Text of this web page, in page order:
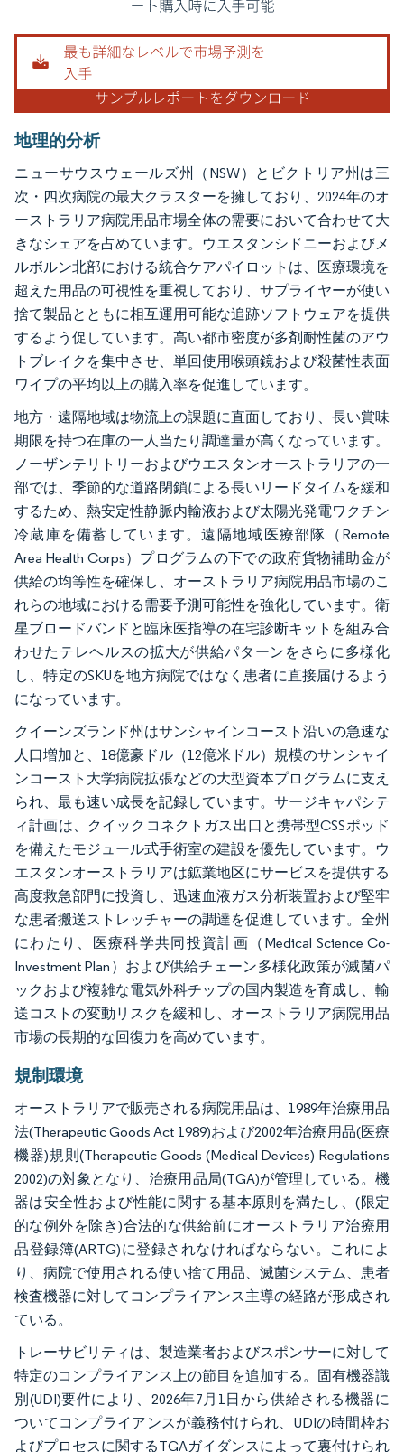
地理的分析
ニューサウスウェールズ州（NSW）とビクトリア州は三
次・四次病院の最大クラスターを擁しており、2024年のオ
ーストラリア病院用品市場全体の需要において合わせて大
きなシェアを占めています。ウエスタンシドニーおよびメ
ルボルン北部における統合ケアパイロットは、医療環境を
超えた用品の可視性を重視しており、サプライヤーが使い
捨て製品とともに相互運用可能な追跡ソフトウェアを提供
するよう促しています。高い都市密度が多剤耐性菌のアウ
トブレイクを集中させ、単回使用喉頭鏡および殺菌性表面
ワイプの平均以上の購入率を促進しています。
地方・遠隔地域は物流上の課題に直面しており、長い賞味
期限を持つ在庫の一人当たり調達量が高くなっています。
ノーザンテリトリーおよびウエスタンオーストラリアの一
部では、季節的な道路閉鎖による長いリードタイムを緩和
するため、熱安定性静脈内輸液および太陽光発電ワクチン
冷蔵庫を備蓄しています。遠隔地域医療部隊（Remote
Area Health Corps）プログラムの下での政府貨物補助金が
供給の均等性を確保し、オーストラリア病院用品市場のこ
れらの地域における需要予測可能性を強化しています。衛
星ブロードバンドと臨床医指導の在宅診断キットを組み合
わせたテレヘルスの拡大が供給パターンをさらに多様化
し、特定のSKUを地方病院ではなく患者に直接届けるよう
になっています。
クイーンズランド州はサンシャインコースト沿いの急速な
人口増加と、18億豪ドル（12億米ドル）規模のサンシャイ
ンコースト大学病院拡張などの大型資本プログラムに支え
られ、最も速い成長を記録しています。サージキャパシテ
ィ計画は、クイックコネクトガス出口と携帯型CSSポッド
を備えたモジュール式手術室の建設を優先しています。ウ
エスタンオーストラリアは鉱業地区にサービスを提供する
高度救急部門に投資し、迅速血液ガス分析装置および堅牢
な患者搬送ストレッチャーの調達を促進しています。全州
にわたり、医療科学共同投資計画（Medical Science Co-
Investment Plan）および供給チェーン多様化政策が滅菌パ
ックおよび複雑な電気外科チップの国内製造を育成し、輸
送コストの変動リスクを緩和し、オーストラリア病院用品
市場の長期的な回復力を高めています。
規制環境
オーストラリアで販売される病院用品は、1989年治療用品
法(Therapeutic Goods Act 1989)および2002年治療用品(医療
機器)規則(Therapeutic Goods (Medical Devices) Regulations
2002)の対象となり、治療用品局(TGA)が管理している。機
器は安全性および性能に関する基本原則を満たし、(限定
的な例外を除き)合法的な供給前にオーストラリア治療用
品登録簿(ARTG)に登録されなければならない。これによ
り、病院で使用される使い捨て用品、滅菌システム、患者
検査機器に対してコンプライアンス主導の経路が形成され
ている。
トレーサビリティは、製造業者およびスポンサーに対して
特定のコンプライアンス上の節目を追加する。固有機器識
別(UDI)要件により、2026年7月1日から供給される機器に
ついてコンプライアンスが義務付けられ、UDIの時間枠お
よびプロセスに関するTGAガイダンスによって裏付けられ